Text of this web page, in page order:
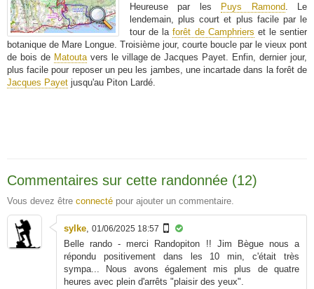
Heureuse par les Puys Ramond. Le
lendemain, plus court et plus facile par le
tour de laforêt de Camphriers et le sentier
botanique de Mare Longue. Troisième jour, courte boucle par le vieux pont
de bois de Matoutavers le village de Jacques Payet. Enfin, dernier jour,
plus facile pour reposer un peu les jambes, une incartade dans la forêt de
Jacques Payet jusqu'au Piton Lardé.
Commentaires sur cette randonnée (12)
Vous devez être connecté pour ajouter un commentaire.
sylke 01/06/2025 18:57
Belle rando - merci Randopiton !! Jim Bègue nous a
répondu positivement dans les 10 min, c'était très
sympa... Nous avons également mis plus de quatre
heures avec plein d'arrêts "plaisir des yeux".